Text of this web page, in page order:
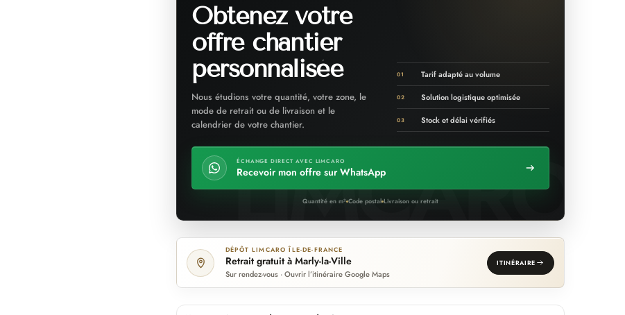
Obtenez votre
offre chantier
personnalisée
Nous étudions votre quantité, votre zone, le
mode de retrait ou de livraison et le
calendrier de votre chantier.
01 Tarif adapté au volume
02 Solution logistique optimisée
03 Stock et délai vérifiés
ÉCHANGE DIRECT AVEC LIMCARO
Recevoir mon offre sur WhatsApp
Quantité en m² Code postal Livraison ou retrait
DÉPÔT LIMCARO ÎLE-DE-FRANCE
Retrait gratuit à Marly-la-Ville
Sur rendez-vous · Ouvrir l’itinéraire Google Maps
ITINÉRAIRE